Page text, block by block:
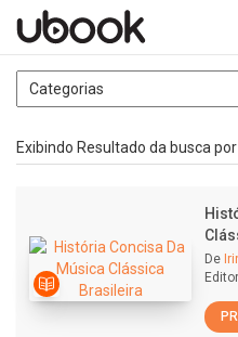
Exibindo Resultado da busca
De